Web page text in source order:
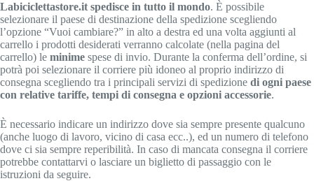
Labiciclettastore.it spedisce in tutto il mondo. È possibile
selezionare il paese di destinazione della spedizione scegliendo
l’opzione “Vuoi cambiare?” in alto a destra ed una volta aggiunti al
carrello i prodotti desiderati verranno calcolate (nella pagina del
carrello) le minime spese di invio. Durante la conferma dell’ordine, si
potrà poi selezionare il corriere più idoneo al proprio indirizzo di
consegna scegliendo tra i principali servizi di spedizione di ogni paese
con relative tariffe, tempi di consegna e opzioni accessorie.
È necessario indicare un indirizzo dove sia sempre presente qualcuno
(anche luogo di lavoro, vicino di casa ecc..), ed un numero di telefono
dove ci sia sempre reperibilità. In caso di mancata consegna il corriere
potrebbe contattarvi o lasciare un biglietto di passaggio con le
istruzioni da seguire.